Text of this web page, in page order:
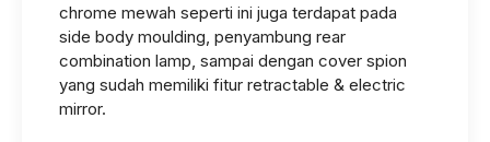
chrome mewah seperti ini juga terdapat pada
side body moulding, penyambung rear
combination lamp, sampai dengan cover spion
yang sudah memiliki fitur retractable & electric
mirror.